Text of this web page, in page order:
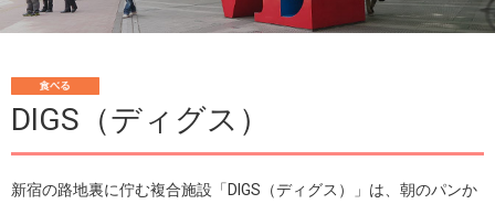
べる
DIGS（ディグス）
新宿の路地裏に佇む​​複合施設「DIGS（ディグス）」は、朝のパンか